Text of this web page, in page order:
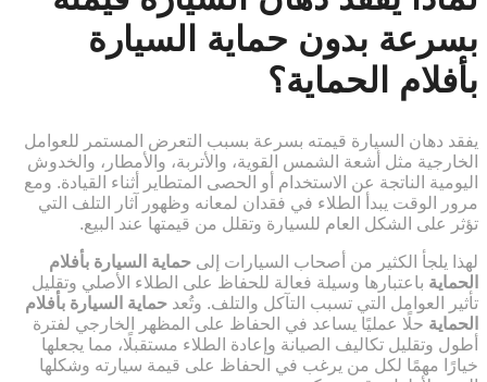
بسرعة بدون حماية السيارة
بأفلام الحماية؟
يفقد دهان السيارة قيمته بسرعة بسبب التعرض المستمر للعوامل
الخارجية مثل أشعة الشمس القوية، والأتربة، والأمطار، والخدوش
اليومية الناتجة عن الاستخدام أو الحصى المتطاير أثناء القيادة. ومع
مرور الوقت يبدأ الطلاء في فقدان لمعانه وظهور آثار التلف التي
تؤثر على الشكل العام للسيارة وتقلل من قيمتها عند البيع.
لهذا يلجأ الكثير من أصحاب السيارات إلى حماية السيارة بأفلام
الحماية باعتبارها وسيلة فعالة للحفاظ على الطلاء الأصلي وتقليل
تأثير العوامل التي تسبب التآكل والتلف. وتُعد حماية السيارة بأفلام
الحماية حلًا عمليًا يساعد في الحفاظ على المظهر الخارجي لفترة
أطول وتقليل تكاليف الصيانة وإعادة الطلاء مستقبلًا، مما يجعلها
خيارًا مهمًا لكل من يرغب في الحفاظ على قيمة سيارته وشكلها